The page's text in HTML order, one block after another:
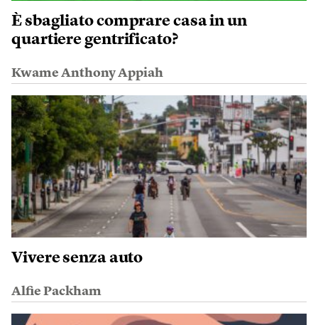
È sbagliato comprare casa in un
quartiere gentrificato?
Kwame Anthony Appiah
Vivere senza auto
Alfie Packham